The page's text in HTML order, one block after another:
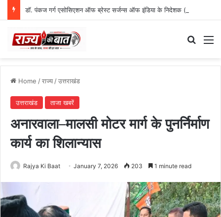
Home /राज्य/उत्तराखंड
उत्तराखंड ताजा खबरें
अनारवाला–मालसी मोटर मार्ग के पुनर्निर्माण
कार्य का शिलान्यास
Rajya Ki Baat January 7, 2026 203 1 minute read